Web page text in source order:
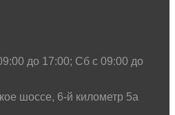
до 17:00; Сб с 09:00 до
шоссе, 6-й километр 5а